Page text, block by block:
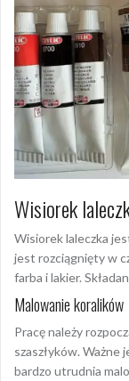
Wisiorek
Wisiorek laleczka
jest rozciągnięty w
farba i lakier.
Malowanie koralików
Pracę należy
szaszłyków. Ważne
bardzo utrudnia